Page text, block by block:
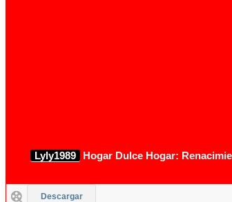
Lyly1989 Hogar Dulce Hogar:
Descargar